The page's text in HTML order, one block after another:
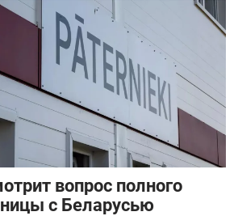
вопрос полного
с Беларусью